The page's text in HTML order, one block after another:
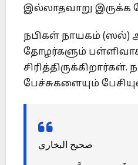
இல்லாதவாறு இருக்க
நபிகள் நாயகம் (ஸல்)
தோழர்களும்
பேச்சுகளையும்
صحيح البخاري